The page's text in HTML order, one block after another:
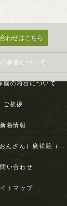
わせはこちら
葬儀について
儀の内容について
ご挨拶
新着情報
深恩山（しんおんざん）廣祥院（こうしょういん）
い合わせ
トマップ